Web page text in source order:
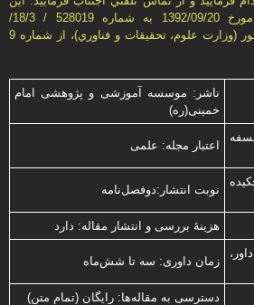
فصل‌نامه، بر اساس نامه مورخ 1392/09/20 به شماره 528019 / 18/3/
كميسيون نشريات علمی كشور (وزارت علوم، تحقيقات و فناوري)، از شماره 9
ناشر: موسسه آموزشی و پژوهشی امام
خمینی(ره)
اعتبار مجله: علمی
نوبت انتشار:دوفصل‌نامه
هزینۀ بررسی و انتشار مقاله: دارد
داور،
زمان داوری: سه تا شش‌ماه
دسترسی به مقاله‌ها: رایگان (تمام متن)